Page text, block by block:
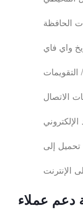
الحافظة
واي فاي
الاتصال